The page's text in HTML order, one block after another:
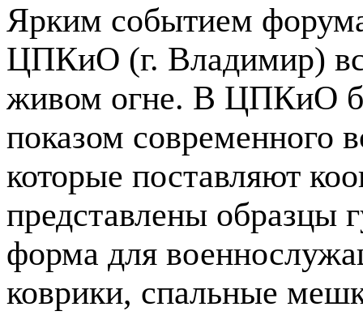
Ярким событием
ЦПКиО (г. Владимир)
живом огне. В ЦПКиО
показом современного
которые поставляют
представлены образцы
форма для
коврики, спальные